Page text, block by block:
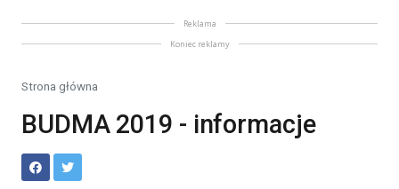
Reklama
Koniec reklamy
Strona główna
BUDMA 2019 - informacje